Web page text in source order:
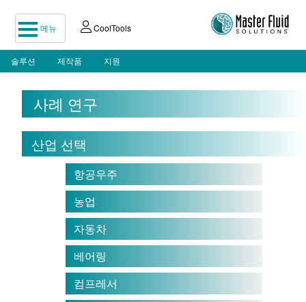
메뉴 CoolTools
솔루션 제작품 지원
사례 연구
산업 선택
항공우주
농업
자동차
베어링
컴프레서